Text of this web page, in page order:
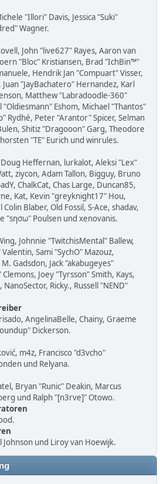
"Illori" Davis, Jessica "Suki"
Wagner.
John "live627" Rayes, Aaron van
"Bloc" Kristiansen, Brad "IchBin™"
Hendrik Jan "Compuart" Visser,
Juan "JayBachatero" Hernandez, Karl
Matthew "Labradoodle-360"
Eshom, Michael "Thantos"
Rydhé, Peter "Arantor" Spicer, Selman
Shitiz "Dragooon" Garg, Theodore
"TE" Eurich und winrules.
Heffernan, lurkalot, Aleksi "Lex"
ziycon, Adam Tallon, Bigguy, Bruno
ChalkCat, Chas Large, Duncan85,
Kat, Kevin "greyknight17" Hou,
Blaber, Old Fossil, S-Ace, shadav,
"sησω" Poulsen und xenovanis.
Johnnie "TwitchisMental" Ballew,
Sami "SychO" Mazouz,
Gadsdon, Jack "akabugeyes"
Clemons, Joey "Tyrsson" Smith, Kays,
Ricky., Russell "NEND"
AngelinaBelle, Chainy, Graeme
Dickerson.
m4z, Francisco "d3vcho"
und Relyana.
Bryan "Runic" Deakin, Marcus
und Ralph "[n3rve]" Otowo.
Johnson und Liroy van Hoewijk.